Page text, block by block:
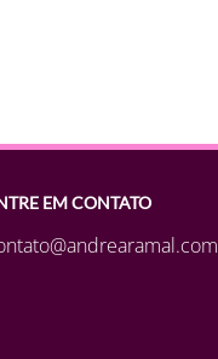
EM CONTATO